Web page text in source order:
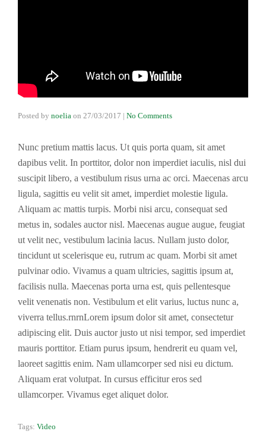
Posted by noelia on 27/03/2017 | No Comments
Nunc pretium mattis lacus. Ut quis porta quam, sit amet
dapibus velit. In porttitor, dolor non imperdiet iaculis, nisl dui
suscipit libero, a vestibulum risus urna ac orci. Maecenas arcu
ligula, sagittis eu velit sit amet, imperdiet molestie ligula.
Aliquam ac mattis turpis. Morbi nisi arcu, consequat sed
metus in, sodales auctor nisl. Maecenas augue augue, feugiat
ut velit nec, vestibulum lacinia lacus. Nullam justo dolor,
tincidunt ut scelerisque eu, rutrum ac quam. Morbi sit amet
pulvinar odio. Vivamus a quam ultricies, sagittis ipsum at,
facilisis nulla. Maecenas porta urna est, quis pellentesque
velit venenatis non. Vestibulum et elit varius, luctus nunc a,
viverra tellus.rnrnLorem ipsum dolor sit amet, consectetur
adipiscing elit. Duis auctor justo ut nisi tempor, sed imperdiet
mauris porttitor. Etiam purus ipsum, hendrerit eu quam vel,
laoreet sagittis enim. Nam ullamcorper sed nisi eu dictum.
Aliquam erat volutpat. In cursus efficitur eros sed
ullamcorper. Vivamus eget aliquet dolor.
Tags: Video